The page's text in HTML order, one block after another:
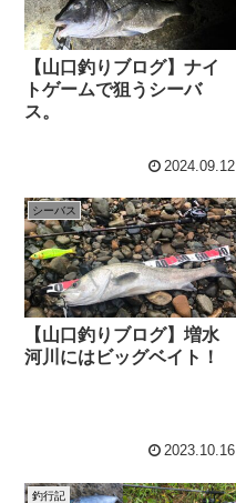
【山口釣りブログ】ナイ
トゲームで狙うシーバ
ス。
2024.09.12
シーバス
【山口釣りブログ】増水
河川にはビッグベイト！
2023.10.16
釣行記